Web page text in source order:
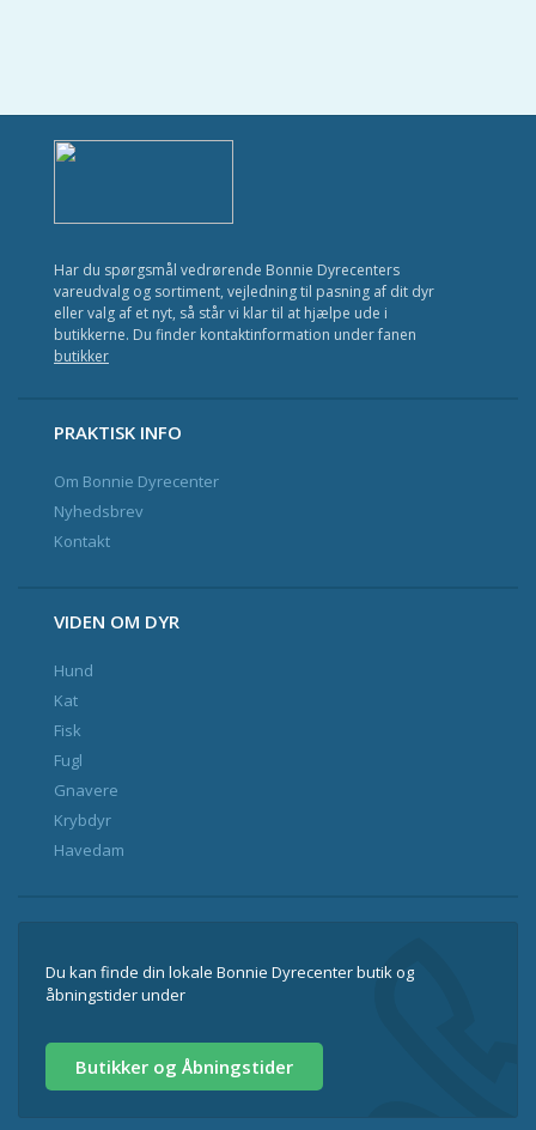
Har du spørgsmål vedrørende Bonnie Dyrecenters
vareudvalg og sortiment, vejledning til pasning af dit dyr
eller valg af et nyt, så står vi klar til at hjælpe ude i
butikkerne. Du finder kontaktinformation under fanen
butikker
PRAKTISK INFO
Om Bonnie Dyrecenter
Nyhedsbrev
Kontakt
VIDEN OM DYR
Hund
Kat
Fisk
Fugl
Gnavere
Krybdyr
Havedam
Du kan finde din lokale Bonnie Dyrecenter butik og
åbningstider under
Butikker og Åbningstider